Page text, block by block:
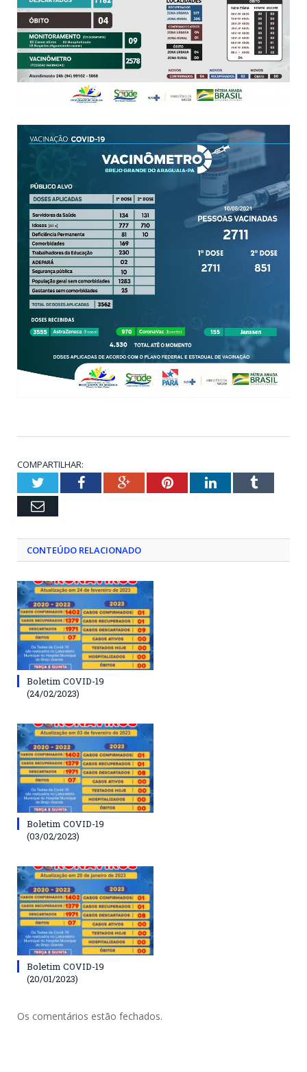
COMPARTILHAR:
TwitterFacebookGoogle+PinterestLinkedInTumblr
Email
CONTEÚDO RELACIONADO
Boletim COVID-19
(24/02/2023)
Boletim COVID-19
(03/02/2023)
Boletim COVID-19
(20/01/2023)
Os comentários estão fechados.